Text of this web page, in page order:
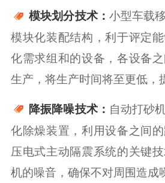
模块划分技术： 小型车载
模块化装配结构，利于评定
化需求组和的设备，各设备
生产，将生产时间将至更低，
降振降噪技术： 自动打砂
化除燥装置，利用设备之间
压电式主动隔震系统的关键
机的噪音，确保不对周围造成